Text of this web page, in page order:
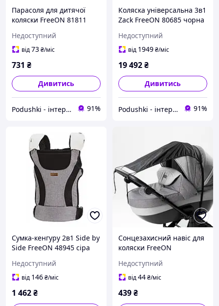
Парасоля для дитячої
коляски FreeON 81811
Недоступний
від73₴/міс
731 ₴
Дивитись
Podushki - інтернет-магазин Подушки 91%
Коляска універсальна 3в1
Zack FreeON 80685 чорна
Недоступний
від 1949₴/міс
19 492₴
Дивитись
Podushki - інтернет-магазин Подушки 91%
Сумка-кенгуру 2в1 Side by
Side FreeON 48945 сіра
Недоступний
від 146₴/міс
1 462₴
Сонцезахисний навіс для
коляски FreeON
Недоступний
від44₴/міс
439₴